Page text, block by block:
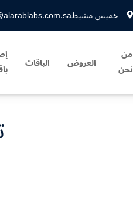
خميس مشيط
من
نحن العروض الباقات